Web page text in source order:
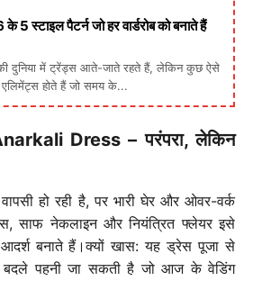
5 स्टाइल पैटर्न जो हर वार्डरोब को बनाते हैं
दुनिया में ट्रेंड्स आते-जाते रहते हैं, लेकिन कुछ ऐसे
एलिमेंट्स होते हैं जो समय के...
Dress – परंपरा, लेकिन
हो रही है, पर भारी घेर और ओवर-वर्क
साफ नेकलाइन और नियंत्रित फ्लेयर इसे
बनाते हैं।क्यों खास: यह ड्रेस पूजा से
बदले पहनी जा सकती है जो आज के वेडिंग